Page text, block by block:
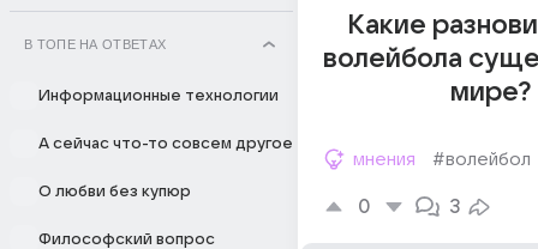
В ТОПЕ НА ОТВЕТАХ
Информационные технологии
А сейчас что-то совсем другое
О любви без купюр
Философский вопрос
Какие
волейбола
мире?
мнения #волейбол
0 3